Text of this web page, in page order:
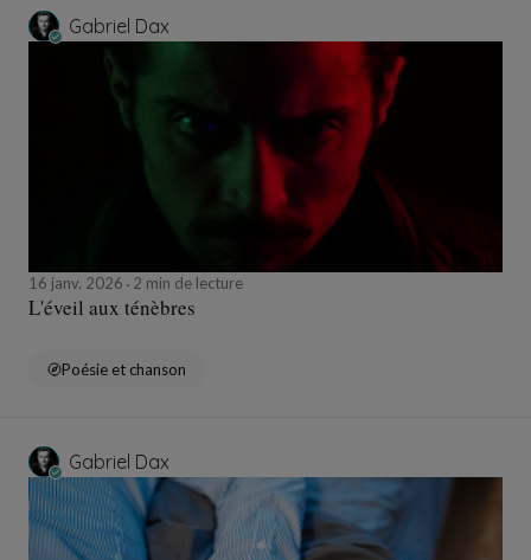
Gabriel Dax
16 janv. 2026 2 min de lecture
L'éveil aux ténèbres
Poésie et chanson
Gabriel Dax